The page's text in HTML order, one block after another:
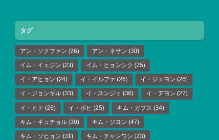
タグ
アン・ソクファン (26) アン・ネサン (30)
イム・イェジン (23) イム・ヒョンシク (25)
イ・アヒョン (24) イ・イルファ (26) イ・ジェヨン (26)
イ・ジョンギル (33) イ・スンジェ (36) イ・デヨン (27)
イ・ヒド (26) イ・ボヒ (25) キム・ガプス (34)
キム・ギュチョル (30) キム・ジヨン (47)
キム・ソヒョン (31) キム・チャンワン (23)